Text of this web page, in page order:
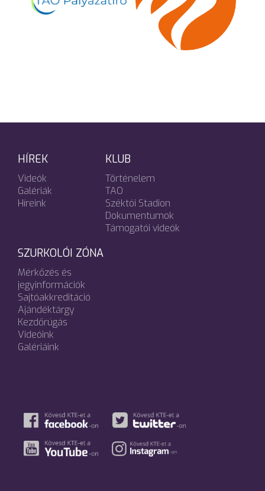
HÍREK
Videók
Galériák
Híreink
KLUB
Történelem
TAO
Széktói Stadion
Dokumentumok
Támogatói videók
SZURKOLÓI ZÓNA
Mérkőzés és
jegyinformációk
Sajtóakkreditáció
Ajándéktárgy
Kezdőrúgás
Videóink
Galériáink